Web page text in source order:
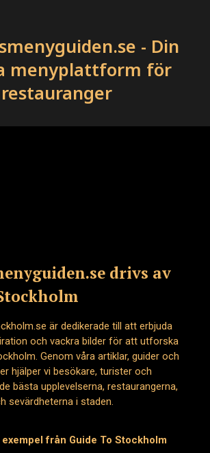
- Din
menyplattform för
restauranger
drivs av
är dedikerade till att erbjuda
och vackra bilder för att utforska
Genom våra artiklar, guider och
hjälper vi besökare, turister och
bästa upplevelserna, restaurangerna,
sevärdheterna i staden.
från Guide To Stockholm